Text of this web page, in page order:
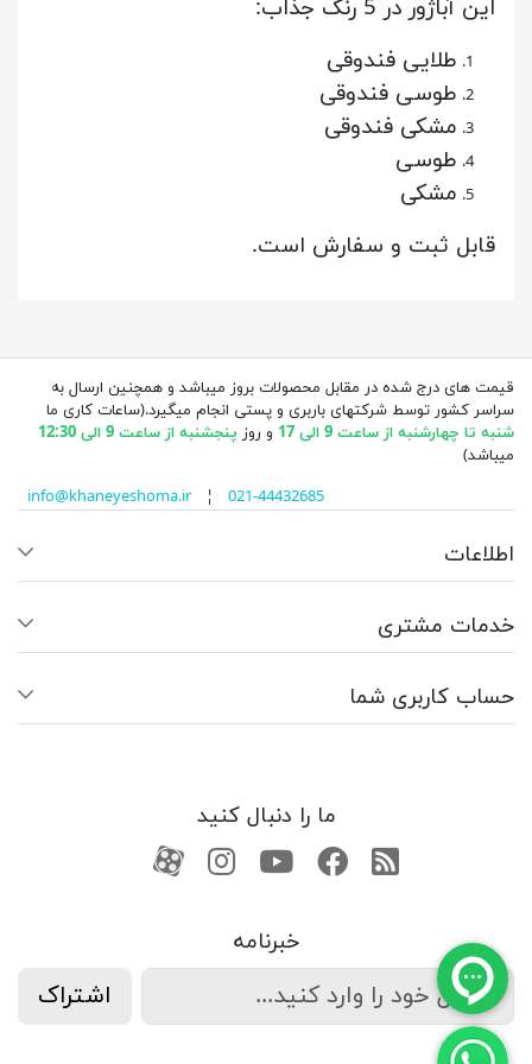
این آباژور در 5 رنگ جذاب:
طلایی فندوقی
طوسی فندوقی
مشکی فندوقی
طوسی
مشکی
قابل ثبت و سفارش است.
قیمت های درج شده در مقابل محصولات بروز میباشد و همچنین ارسال به
سراسر کشور توسط شرکتهای باربری و پستی انجام میگیرد.(ساعات کاری ما
شنبه تا چهارشنبه از ساعت 9 الی 17
و روز پنجشنبه از ساعت 9 الی 12:30
میباشد)
info@khaneyeshoma.ir¦ 021-44432685
اطلاعات
خدمات مشتری
حساب کاربری شما
ما را دنبال کنید
RSSفیسبوکیوتیوبکانال آپارات
کانال آپارات
خبرنامه
اشتراک